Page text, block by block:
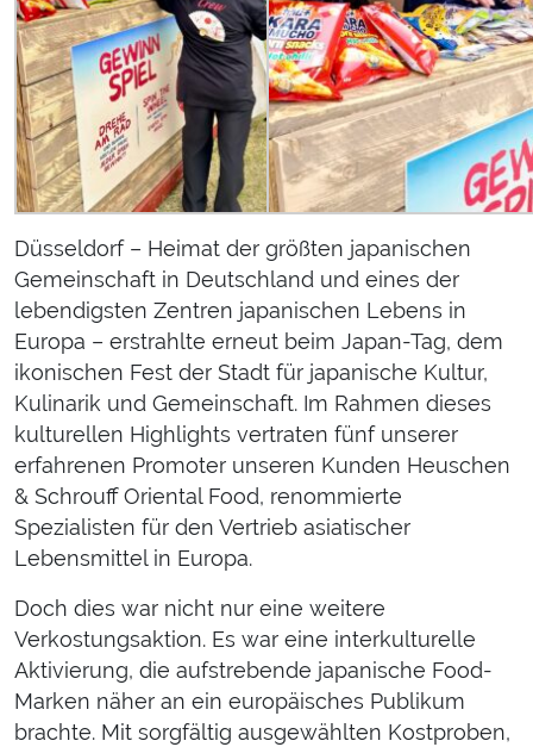
Düsseldorf – Heimat der größten japanischen
Gemeinschaft in Deutschland und eines der
lebendigsten Zentren japanischen Lebens in
Europa – erstrahlte erneut beim Japan-Tag, dem
ikonischen Fest der Stadt für japanische Kultur,
Kulinarik und Gemeinschaft. Im Rahmen dieses
kulturellen Highlights vertraten fünf unserer
erfahrenen Promoter unseren Kunden Heuschen
& Schrouff Oriental Food, renommierte
Spezialisten für den Vertrieb asiatischer
Lebensmittel in Europa.
Doch dies war nicht nur eine weitere
Verkostungsaktion. Es war eine interkulturelle
Aktivierung, die aufstrebende japanische Food-
Marken näher an ein europäisches Publikum
brachte. Mit sorgfältig ausgewählten Kostproben,